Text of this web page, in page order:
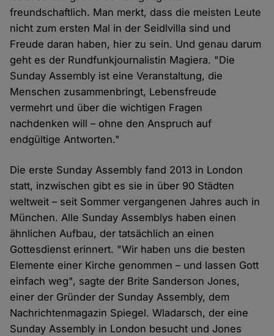
freundschaftlich. Man merkt, dass die meisten Leute
nicht zum ersten Mal in der Seidlvilla sind und
Freude daran haben, hier zu sein. Und genau darum
geht es der Rundfunkjournalistin Magiera. "Die
Sunday Assembly ist eine Veranstaltung, die
Menschen zusammenbringt, Lebensfreude
vermehrt und über die wichtigen Fragen
nachdenken will – ohne den Anspruch auf
endgültige Antworten."
Die erste Sunday Assembly fand 2013 in London
statt, inzwischen gibt es sie in über 90 Städten
weltweit – seit Sommer vergangenen Jahres auch in
München. Alle Sunday Assemblys haben einen
ähnlichen Aufbau, der tatsächlich an einen
Gottesdienst erinnert. "Wir haben uns die besten
Elemente einer Kirche genommen – und lassen Gott
einfach weg", sagte der Brite Sanderson Jones,
einer der Gründer der Sunday Assembly, dem
Nachrichtenmagazin Spiegel. Wladarsch, der eine
Sunday Assembly in London besucht und Jones